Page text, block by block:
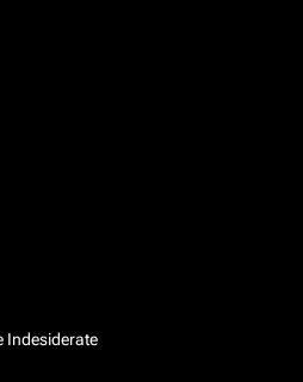
Indesiderate